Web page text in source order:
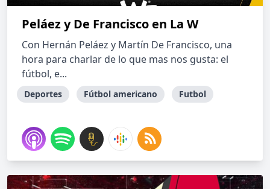
Peláez y De Francisco en La W
Con Hernán Peláez y Martín De Francisco, una
hora para charlar de lo que mas nos gusta: el
fútbol, e...
Deportes Fútbol americano Futbol